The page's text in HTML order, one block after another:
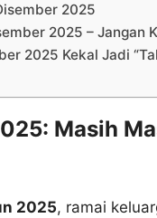
2025
2025 – Jangan
2025 Kekal Jadi
Masih
2025, ramai